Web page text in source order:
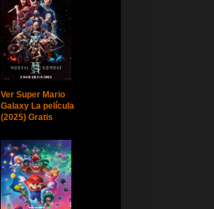
Ver Super Mario
Galaxy La película
(2025) Gratis